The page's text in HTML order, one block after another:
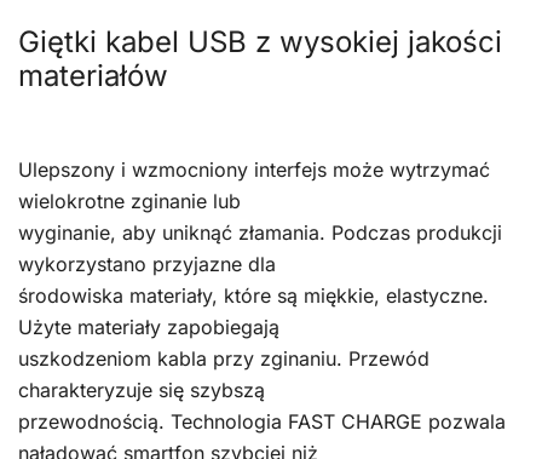
Giętki kabel USB z wysokiej jakości
materiałów
Ulepszony i wzmocniony interfejs może wytrzymać
wielokrotne zginanie lub
wyginanie, aby uniknąć złamania. Podczas produkcji
wykorzystano przyjazne dla
środowiska materiały, które są miękkie, elastyczne.
Użyte materiały zapobiegają
uszkodzeniom kabla przy zginaniu. Przewód
charakteryzuje się szybszą
przewodnością. Technologia FAST CHARGE pozwala
naładować smartfon szybciej niż